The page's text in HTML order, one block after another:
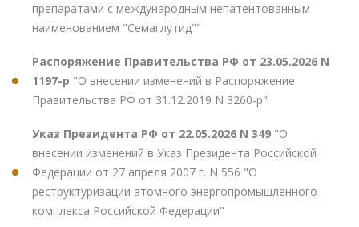
препаратами с международным непатентованным
наименованием "Семаглутид""
Распоряжение Правительства РФ от 23.05.2026 N
1197-р "О внесении изменений в Распоряжение
Правительства РФ от 31.12.2019 N 3260-р"
Указ Президента РФ от 22.05.2026 N 349 "О
внесении изменений в Указ Президента Российской
Федерации от 27 апреля 2007 г. N 556 "О
реструктуризации атомного энергопромышленного
комплекса Российской Федерации"